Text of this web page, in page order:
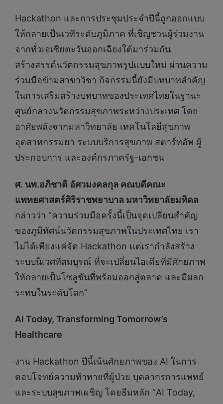
Hackathon และการประชุมประจำปีนี้ถูกออกแบบ
ให้กลายเป็นเวทีระดับภูมิภาค ที่เชิญชวนผู้ร่วมงาน
จากทั่วเอเชียตะวันออกเฉียงใต้มาร่วมกัน
สร้างสรรค์นวัตกรรมสุขภาพรูปแบบใหม่ ผ่านความ
ร่วมมือข้ามสาขาวิชา กิจกรรมนี้ยังมีบทบาทสำคัญ
ในการเสริมสร้างบทบาทของประเทศไทยในฐานะ
ศูนย์กลางนวัตกรรมสุขภาพระหว่างประเทศ โดย
อาศัยพลังจากมหาวิทยาลัย เทคโนโลยีสุขภาพ
อุตสาหกรรมยา ระบบบริการสุขภาพ สตาร์ทอัพ ผู้
ประกอบการ และองค์กรภาครัฐ-เอกชน
ศ. นพ.อภิชาติ อัศวมงคลกุล คณบดีคณะ
แพทยศาสตร์ศิริราชพยาบาล มหาวิทยาลัยมหิดล
กล่าวว่า “ความร่วมมือครั้งนี้เป็นจุดเปลี่ยนสำคัญ
ของภูมิทัศน์นวัตกรรมสุขภาพในประเทศไทย เรา
ไม่ได้เพียงแค่จัด Hackathon แต่เรากำลังสร้าง
ระบบนิเวศที่สมบูรณ์ ที่จะเปลี่ยนไอเดียที่มีศักยภาพ
ให้กลายเป็นโซลูชันที่พร้อมออกสู่ตลาด และมีผลก
ระทบในระดับโลก”
AI Today, Transforming Tomorrow’s
Healthcare
งาน Hackathon ปีนี้เน้นศักยภาพของ AI ในการ
ตอบโจทย์ความท้าทายที่ผู้ป่วย บุคลากรการแพทย์
และระบบสุขภาพเผชิญ โดยธีมหลัก “AI Today,